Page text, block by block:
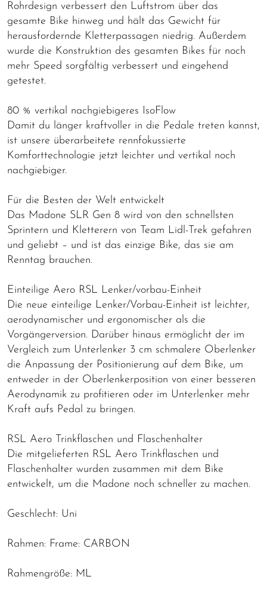
Rohrdesign verbessert den Luftstrom über das
gesamte Bike hinweg und hält das Gewicht für
herausfordernde Kletterpassagen niedrig. Außerdem
wurde die Konstruktion des gesamten Bikes für noch
mehr Speed sorgfältig verbessert und eingehend
getestet.
80 % vertikal nachgiebigeres IsoFlow
Damit du länger kraftvoller in die Pedale treten kannst,
ist unsere überarbeitete rennfokussierte
Komforttechnologie jetzt leichter und vertikal noch
nachgiebiger.
Für die Besten der Welt entwickelt
Das Madone SLR Gen 8 wird von den schnellsten
Sprintern und Kletterern von Team Lidl-Trek gefahren
und geliebt – und ist das einzige Bike, das sie am
Renntag brauchen.
Einteilige Aero RSL Lenker/vorbau-Einheit
Die neue einteilige Lenker/Vorbau-Einheit ist leichter,
aerodynamischer und ergonomischer als die
Vorgängerversion. Darüber hinaus ermöglicht der im
Vergleich zum Unterlenker 3 cm schmalere Oberlenker
die Anpassung der Positionierung auf dem Bike, um
entweder in der Oberlenkerposition von einer besseren
Aerodynamik zu profitieren oder im Unterlenker mehr
Kraft aufs Pedal zu bringen.
RSL Aero Trinkflaschen und Flaschenhalter
Die mitgelieferten RSL Aero Trinkflaschen und
Flaschenhalter wurden zusammen mit dem Bike
entwickelt, um die Madone noch schneller zu machen.
Geschlecht: Uni
Rahmen: Frame: CARBON
Rahmengröße: ML